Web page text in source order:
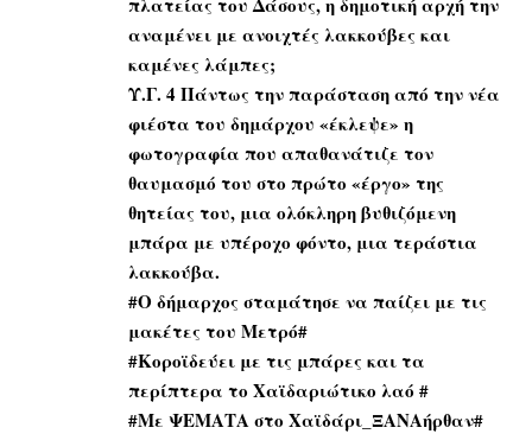
αναμένει με ανοιχτές λακκούβες και
καμένες λάμπες;
Υ.Γ. 4 Πάντως την παράσταση από την νέα
φιέστα του δημάρχου «έκλεψε» η
φωτογραφία που απαθανάτιζε τον
θαυμασμό του στο πρώτο «έργο» της
θητείας του, μια ολόκληρη βυθιζόμενη
μπάρα με υπέροχο φόντο, μια τεράστια
λακκούβα.
#Ο δήμαρχος σταμάτησε να παίζει με τις
μακέτες του Μετρό#
#Κοροϊδεύει με τις μπάρες και τα
περίπτερα το Χαϊδαριώτικο λαό #
#Με ΨΕΜΑΤΑ στο Χαϊδάρι_ΞΑΝΑήρθαν#